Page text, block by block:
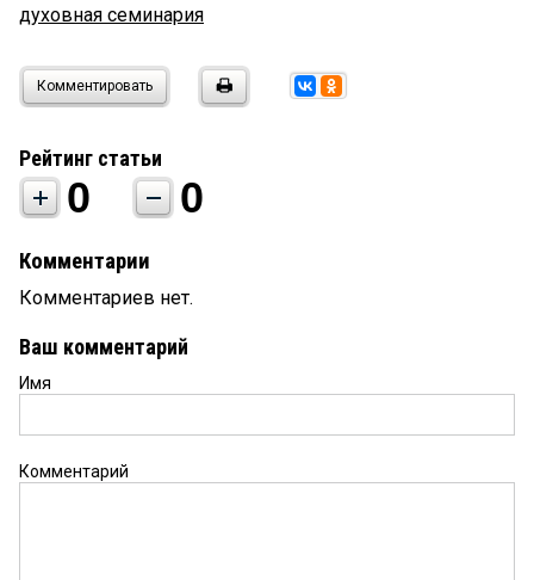
духовная семинария
Комментировать
Рейтинг статьи
0 0
Комментарии
Комментариев нет.
Ваш комментарий
Имя
Комментарий